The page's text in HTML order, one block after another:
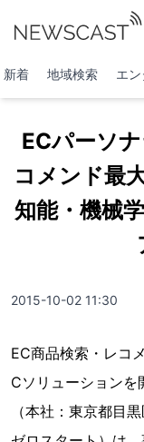
新着 地域検索 エン
ECパーソ
コメンド最
知能・機械
2015-10-02 11:30
EC商品検索・レコ
Cソリューションを
（本社：東京都目